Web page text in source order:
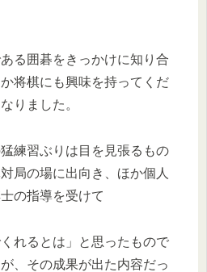
る囲碁をきっかけに知り合
将棋にも興味を持ってくだ
りました。
練習ぶりは目を見張るもの
局の場に出向き、ほか個人
の指導を受けて
れるとは」と思ったもので
、その成果が出た内容だっ